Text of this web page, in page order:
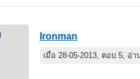
Ironman
เมื่อ 28-05-2013, ตอบ 5, อ่า